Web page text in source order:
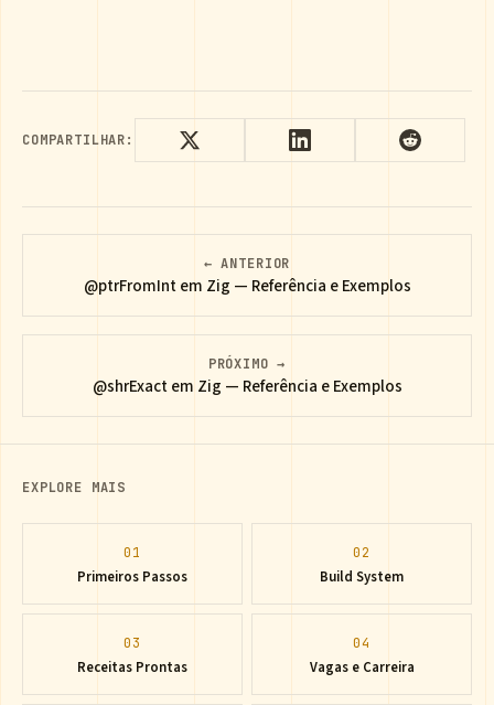
COMPARTILHAR:
← ANTERIOR
@ptrFromInt em Zig — Referência e Exemplos
PRÓXIMO →
@shrExact em Zig — Referência e Exemplos
EXPLORE MAIS
01
Primeiros Passos
02
Build System
03
Receitas Prontas
04
Vagas e Carreira